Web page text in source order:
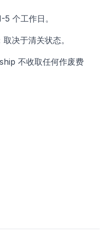
5 个工作日。
取决于清关状态。
不收取任何作废费